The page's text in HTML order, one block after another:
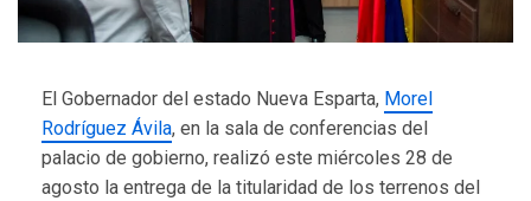
El Gobernador del estado Nueva Esparta, Morel
Rodríguez Ávila, en la sala de conferencias del
palacio de gobierno, realizó este miércoles 28 de
agosto la entrega de la titularidad de los terrenos del